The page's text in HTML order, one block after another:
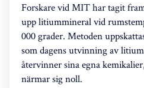
Forskare vid MIT har tagit
upp litiummineral vid
000 grader. Metoden
som dagens utvinning av
återvinner sina egna
närmar sig noll.